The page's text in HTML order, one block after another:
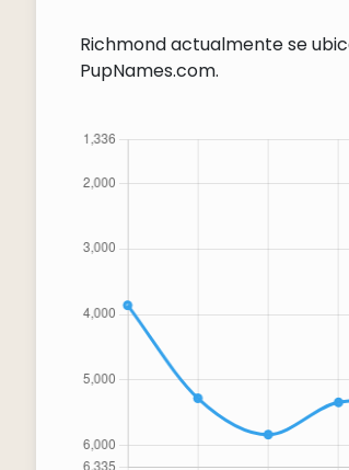
Richmond actualmente se
PupNames.com.